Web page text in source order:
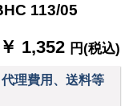
113/05
￥ 1,352 円(税込)
理費用、送料等